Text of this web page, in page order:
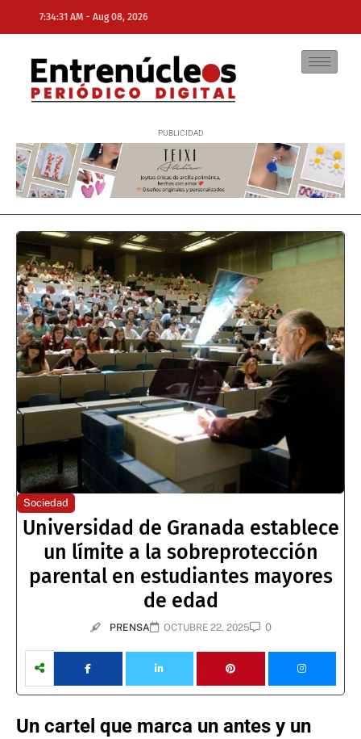
7:34:31 AM - Aug 08, 2026
NE
Sociedad
Universidad de Granada establece
un límite a la sobreprotección
parental en estudiantes mayores
de edad
PRENSA OCTUBRE 22, 2025 0
Un cartel que marca un antes y un